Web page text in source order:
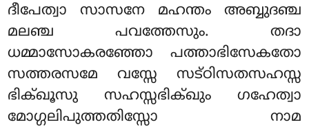
ദീപേത്വാ സാസനേ മഹന്തം അബ്ബുദഞ്ച
മലഞ്ച പവത്തേസും. തദാ
ധമ്മാസോകരഞ്ഞോ പത്താഭിസേകതോ
സത്തരസമേ വസ്സേ സട്ഠിസതസഹസ്സ
ഭിക്ഖൂസു സഹസ്സഭിക്ഖും ഗഹേത്വാ
മോഗ്ഗലിപുത്തതിസ്സോ നാമ